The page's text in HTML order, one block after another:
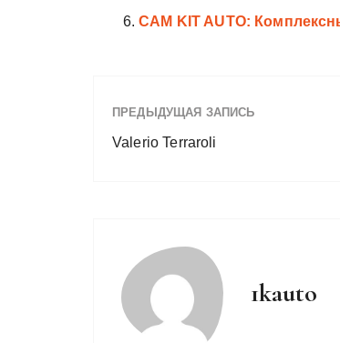
CAM KIT AUTO:
ПРЕДЫДУЩАЯ ЗАПИСЬ
Valerio Terraroli
1kauto